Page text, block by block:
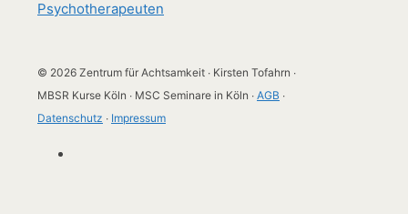
© 2026 Zentrum für Achtsamkeit ∙ Kirsten Tofahrn ∙
MBSR Kurse Köln ∙ MSC Seminare in Köln ∙ AGB ∙
Datenschutz ∙ Impressum